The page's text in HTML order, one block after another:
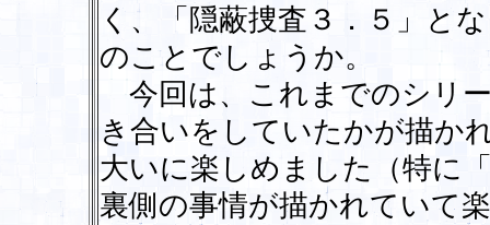
く、「隠蔽捜査３．５」と
のことでしょうか。
今回は、これまでのシリ
き合いをしていたかが描か
大いに楽しめました（特に
裏側の事情が描かれていて